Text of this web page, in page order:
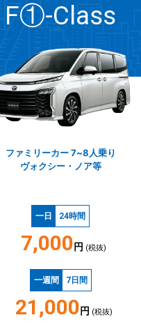
F①-Class
ファミリーカー 7~8人乗り
ヴォクシー・ノア等
一日 24時間
7,000 円 (税抜)
一週間 7日間
21,000 円 (税抜)